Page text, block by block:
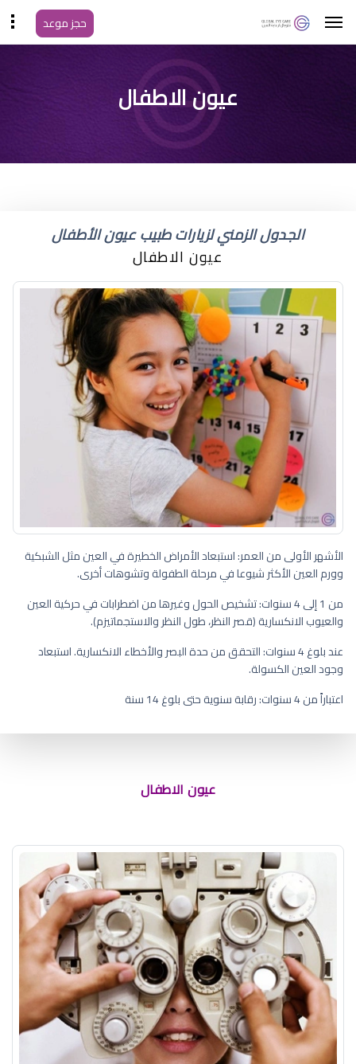
حجز موعد
متى اعرف لون عيون
المولود
عيون الاطفال
الجدول الزمني لزيارات طبيب عيون الأطفال
عيون الاطفال
الأشهر الأولى من العمر: استبعاد الأمراض الخطيرة في العين مثل الشبكية
وورم العين الأكثر شيوعا في مرحلة الطفولة وتشوهات أخرى.
من 1 إلى 4 سنوات: تشخيص الحول وغيرها من اضطرابات في حركية العين
والعيوب الانكسارية (قصر النظر، طول النظر والاستجماتيزم).
عند بلوغ 4 سنوات: التحقق من حدة البصر والأخطاء الانكسارية. استبعاد
وجود العين الكسولة.
اعتباراً من 4 سنوات: رقابة سنوية حتى بلوغ 14 سنة
عيون الاطفال